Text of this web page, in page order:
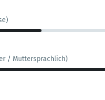
/ Muttersprachlich)